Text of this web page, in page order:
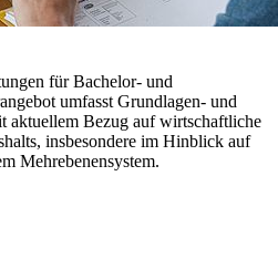
für Bachelor- und
umfasst Grundlagen- und
aktuellem Bezug auf wirtschaftliche
insbesondere im Hinblick auf
Mehrebenensystem.